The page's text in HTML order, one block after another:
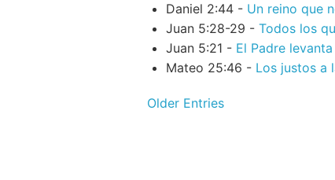
Daniel 2:44 - Un reino que
Juan 5:28-29 - Todos los
Juan 5:21 - El Padre
Mateo 25:46 - Los justos a
Older Entries